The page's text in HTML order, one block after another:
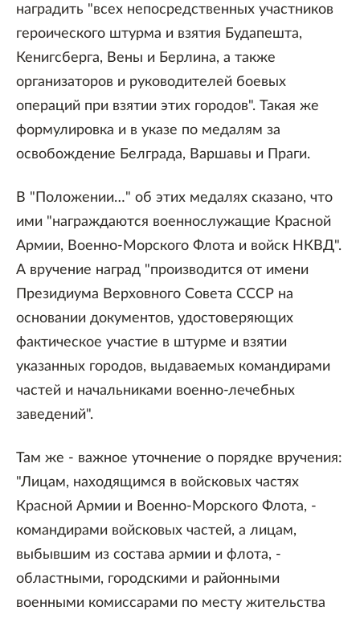
наградить "всех непосредственных участников
героического штурма и взятия Будапешта,
Кенигсберга, Вены и Берлина, а также
организаторов и руководителей боевых
операций при взятии этих городов". Такая же
формулировка и в указе по медалям за
освобождение Белграда, Варшавы и Праги.
В "Положении…" об этих медалях сказано, что
ими "награждаются военнослужащие Красной
Армии, Военно-Морского Флота и войск НКВД".
А вручение наград "производится от имени
Президиума Верховного Совета СССР на
основании документов, удостоверяющих
фактическое участие в штурме и взятии
указанных городов, выдаваемых командирами
частей и начальниками военно-лечебных
заведений".
Там же - важное уточнение о порядке вручения:
"Лицам, находящимся в войсковых частях
Красной Армии и Военно-Морского Флота, -
командирами войсковых частей, а лицам,
выбывшим из состава армии и флота, -
областными, городскими и районными
военными комиссарами по месту жительства